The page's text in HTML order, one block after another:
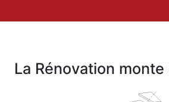
La Rénovation